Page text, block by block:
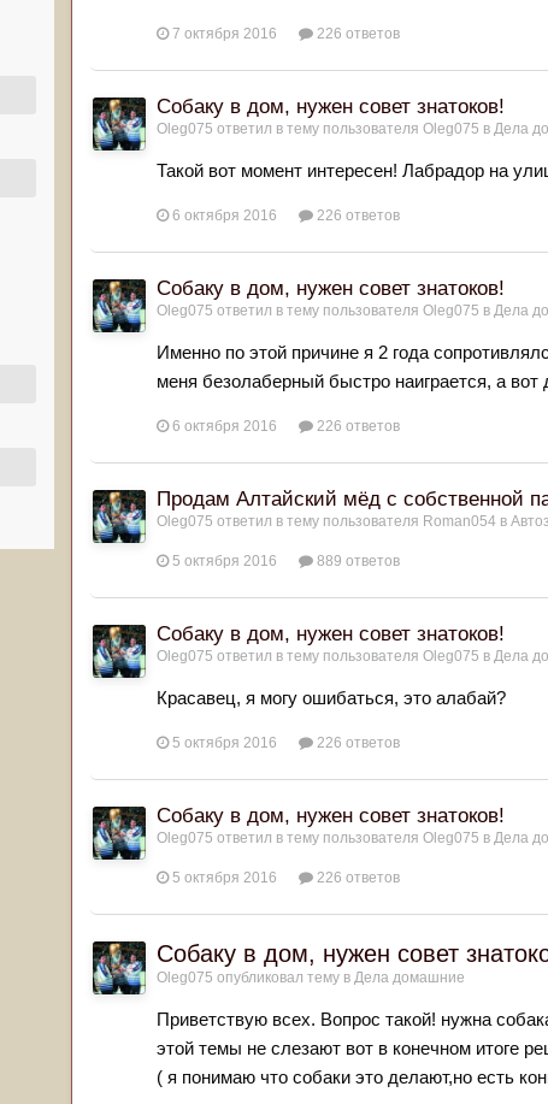
7 октября 2016 226 ответов
Собаку в дом, нужен совет знатоков!
Oleg075 ответил в тему пользователя Oleg075 в Дела
Такой вот момент интересен! Лабрадор на
6 октября 2016 226 ответов
Собаку в дом, нужен совет знатоков!
Oleg075 ответил в тему пользователя Oleg075 в Дела
Именно по этой причине я 2 года
меня безолаберный быстро наиграется, а вот
6 октября 2016 226 ответов
Продам Алтайский мёд с собственной
Oleg075 ответил в тему пользователя Roman054 в
5 октября 2016 889 ответов
Собаку в дом, нужен совет знатоков!
Oleg075 ответил в тему пользователя Oleg075 в Дела
Красавец, я могу ошибаться, это алабай?
5 октября 2016 226 ответов
Собаку в дом, нужен совет знатоков!
Oleg075 ответил в тему пользователя Oleg075 в Дела
5 октября 2016 226 ответов
Собаку в дом, нужен совет
Oleg075 опубликовал тему в Дела домашние
Приветствую всех. Вопрос такой! нужна
этой темы не слезают вот в конечном итоге
( я понимаю что собаки это делают,но есть